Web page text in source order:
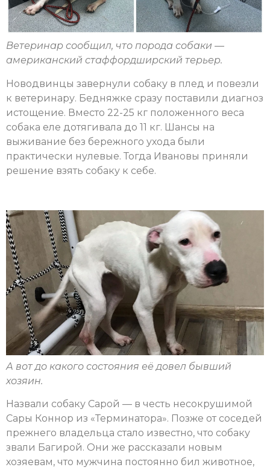
Ветеринар сообщил, что порода собаки —
американский стаффордширский терьер.
Новодвинцы завернули собаку в плед и повезли
к ветеринару. Бедняжке сразу поставили диагноз
истощение. Вместо 22-25 кг положенного веса
собака еле дотягивала до 11 кг. Шансы на
выживание без бережного ухода были
практически нулевые. Тогда Ивановы приняли
решение взять собаку к себе.
А вот до какого состояния её довел бывший
хозяин.
Назвали собаку Сарой — в честь несокрушимой
Сары Коннор из «Терминатора». Позже от соседей
прежнего владельца стало известно, что собаку
звали Багирой. Они же рассказали новым
хозяевам, что мужчина постоянно бил животное,